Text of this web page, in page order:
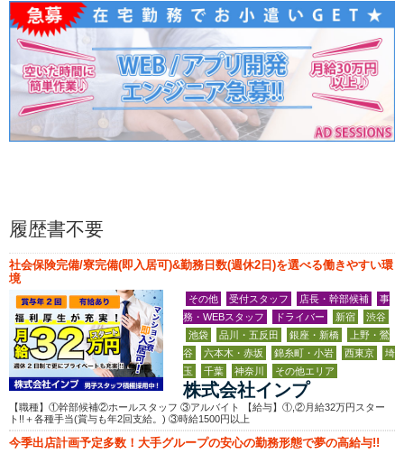
履歴書不要
社会保険完備/寮完備(即入居可)&勤務日数(週休2日)を選べる働きやすい環
境
その他 受付スタッフ 店長・幹部候補
事
務・WEBスタッフ
ドライバー 新宿
渋谷
池袋
品川・五反田 銀座・新橋
上野・鶯
谷
六本木・赤坂 錦糸町・小岩 西東京
埼
玉
千葉 神奈川 その他エリア
株式会社インプ
【職種】①幹部候補②ホールスタッフ ③アルバイト 【給与】①,②月給32万円スター
ト!!＋各種手当(賞与も年2回支給。) ③時給1500円以上
今季出店計画予定多数！大手グループの安心の勤務形態で夢の高給与!!